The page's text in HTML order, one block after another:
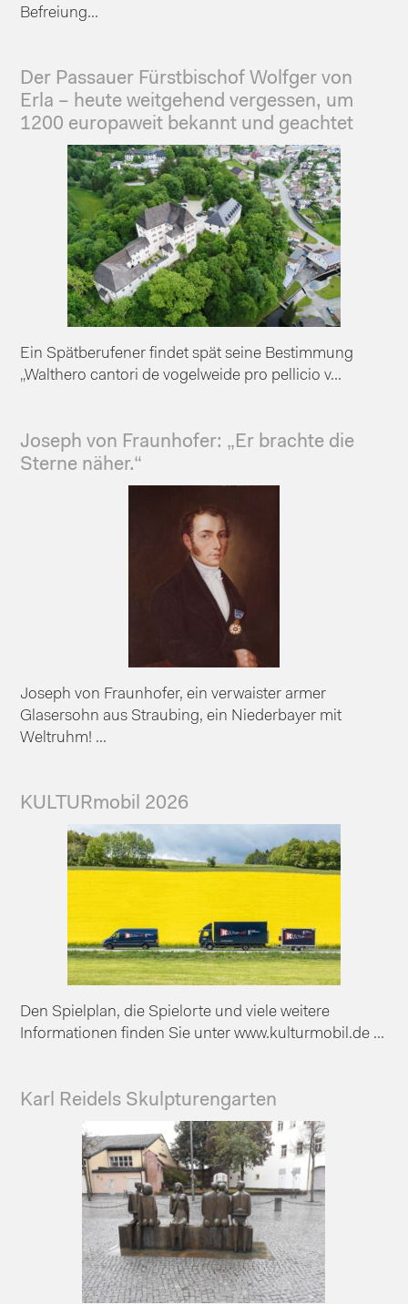
Befreiung...
Der Passauer Fürstbischof Wolfger von
Erla – heute weitgehend vergessen, um
1200 europaweit bekannt und geachtet
Ein Spätberufener findet spät seine Bestimmung
„Walthero cantori de vogelweide pro pellicio v...
Joseph von Fraunhofer: „Er brachte die
Sterne näher.“
Joseph von Fraunhofer, ein verwaister armer
Glasersohn aus Straubing, ein Niederbayer mit
Weltruhm! ...
KULTURmobil 2026
Den Spielplan, die Spielorte und viele weitere
Informationen finden Sie unter www.kulturmobil.de ...
Karl Reidels Skulpturengarten